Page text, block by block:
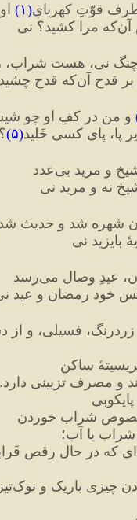
(۱) او
نی
چنگ نی، هست شراب،
آن‌که قدح چشید، نی
و من در کفِ او چو
پایِ کسی خَلید(۵)
و مرید بی‌عدد
نه و مرید نی
بایزید نی
عیدِ وصال می‌رسد
شراب خوردن
یا آب؛